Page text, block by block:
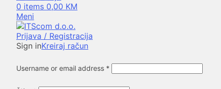
0 items 0,00 KM
Meni
Prijava / Registracija
Sign inKreiraj račun
Username or email address *